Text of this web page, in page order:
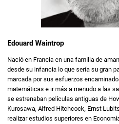
Edouard Waintrop
Nació en Francia en una familia de
desde su infancia lo que sería su gran
marcada por sus esfuerzos
matemáticas e ir más a menudo a las
se estrenaban películas antiguas de
Kurosawa, Alfred Hitchcock, Ernst
realizar estudios superiores en